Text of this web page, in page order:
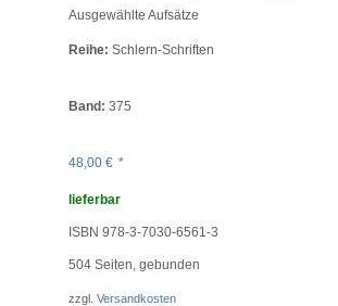
Ausgewählte Aufsätze
Reihe: Schlern-Schriften
Band: 375
48,00 € *
lieferbar
ISBN 978-3-7030-6561-3
504Seiten, gebunden
zzgl. Versandkosten